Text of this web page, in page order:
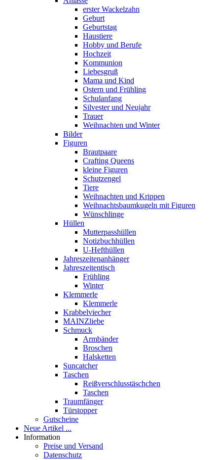
erster Wackelzahn
Geburt
Geburtstag
Haustiere
Hobby und Berufe
Hochzeit
Kommunion
Liebesgruß
Mama und Kind
Ostern und Frühling
Schulanfang
Silvester und Neujahr
Trauer
Weihnachten und Winter
Bilder
Figuren
Brautpaare
Crafting Queens
kleine Figuren
Schutzengel
Tiere
Weihnachten und Krippen
Weihnachtsbaumkugeln mit Figuren
Wünschlinge
Hüllen
Mutterpasshüllen
Notizbuchhüllen
U-Hefthüllen
Jahreszeitenanhänger
Jahreszeitentisch
Frühling
Winter
Klemmerle
Klemmerle
Krabbelviecher
MAINZliebe
Schmuck
Armbänder
Broschen
Halsketten
Suncatcher
Taschen
Reißverschlusstäschchen
Taschen
Traumfänger
Türstopper
Gutscheine
Neue Artikel ...
Information
Preise und Versand
Datenschutz